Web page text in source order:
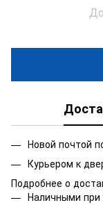
Новой почтой
Курьером к
Подробнее о
Наличными при